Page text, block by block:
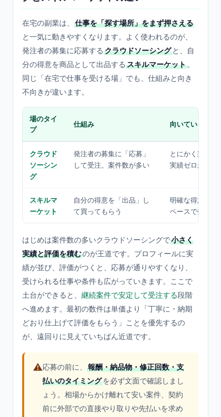
在宅の副業は、
仕事を「探す場所」をまず押さえる
と一気に動きやすくなります。よく使われるのが、
発注者の募集に応募する クラウドソーシング と、自
分の得意を商品として出品する スキルマーケット。
同じ「在宅で仕事を受ける場」でも、仕組みと向き
不向きが違います。
場のタイ
プ
仕組み 向いている人
クラウド
ソーシン
グ
発注者の募集に「応募」
して受注。案件数が多い
とにかく案件を
実績ゼロから始
スキルマ
ーケット
自分の得意を「出品」し
て買ってもらう
明確な得意があ
ペースで売りた
はじめは案件数の多いクラウドソーシングで小さく
実績と評価を積むのが王道です。プロフィールに実
績が並び、評価がつくと、応募が通りやすくなり、
受けられる仕事や条件も広がっていきます。ここで
土台ができると、 継続案件で安定して受注する段階
へ進めます。最初の数件は単価より「丁寧に・納期
どおり仕上げて評価をもらう」ことを優先するの
が、遠回りに見えていちばん近道です。
⚠️応募の前に、
報酬・納品物・修正回数・支
払いのタイミング を必ず文面で確認しまし
ょう。相場からかけ離れて安い案件、契約
前に外部での直接やり取りや先払いを求め